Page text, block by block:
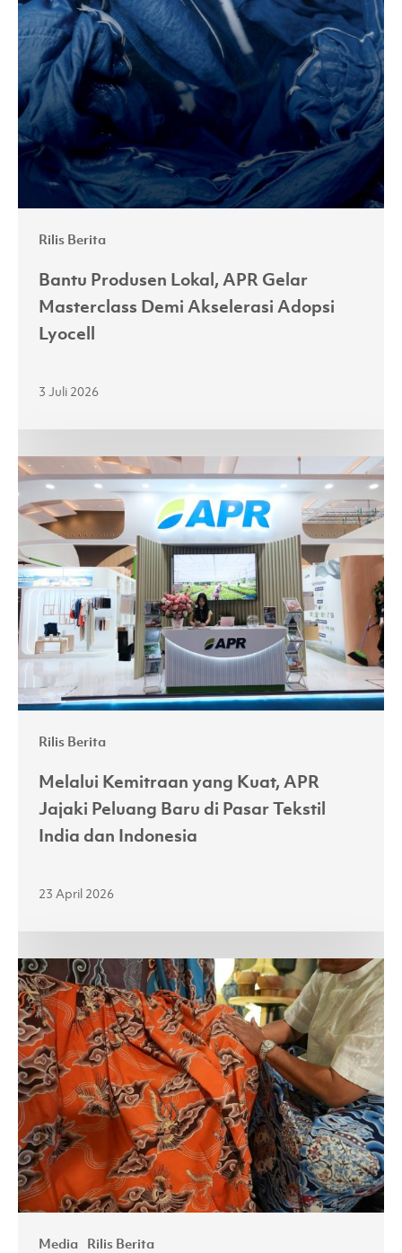
Rilis Berita
Lokal,
APR
Gelar
Masterclass
Demi
Akselerasi
Adopsi
Lyocell
Bantu Produsen Lokal, APR Gelar
Masterclass Demi Akselerasi Adopsi
Lyocell
3 Juli 2026
Rilis Berita
Melalui
Kemitraan
yang
Kuat,
APR
Jajaki
Peluang
Baru
Pasar
India
Melalui Kemitraan yang Kuat, APR
Jajaki Peluang Baru di Pasar Tekstil
India dan Indonesia
23 April 2026
Media Rilis Berita
Perkuat
Sektor
Batik
Nasional,
APR
Perkenalkan
Bahan
Lyocell
yang
Berkelanjutan